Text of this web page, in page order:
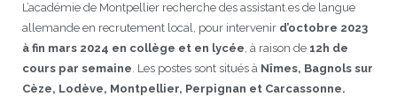
Formation professionnelle
Inscriptions et tarifs
Tandem linguistique
Volontariat écologique
Opportunités
Rédiger une annonce
Classe@Klasse
Inscription pour les classes françaises
Anmeldung für deutsche Klassen
Inscription à notre newsletter
Actualités
Liens utiles
L’académie de Montpellier recherche des assistant.es de langue
allemande en recrutement local, pour intervenir d’octobre 2023
à fin mars 2024 en collège et en lycée, à raison de 12h de
cours par semaine. Les postes sont situés à Nîmes, Bagnols sur
Cèze, Lodève, Montpellier, Perpignan et Carcassonne.